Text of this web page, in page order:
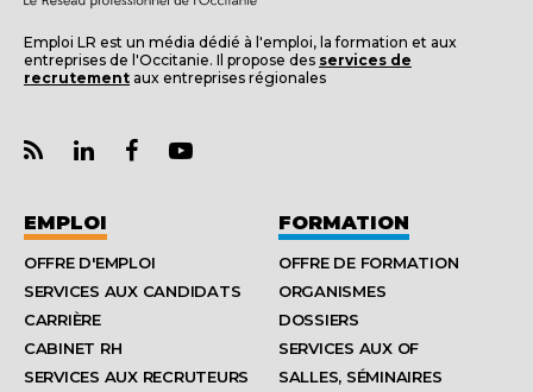
Emploi LR est un média dédié à l'emploi, la formation et aux
entreprises de l'Occitanie. Il propose des services de
recrutement aux entreprises régionales
EMPLOI
OFFRE D'EMPLOI
SERVICES AUX CANDIDATS
CARRIÈRE
CABINET RH
SERVICES AUX RECRUTEURS
FORMATION
OFFRE DE FORMATION
ORGANISMES
DOSSIERS
SERVICES AUX OF
SALLES, SÉMINAIRES